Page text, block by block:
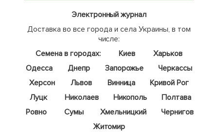
Электронный журнал
Доставка во все города и села Украины, в том
числе:
Семена в городах:
Киев
Харьков
Одесса
Днепр Запорожье
Черкассы
Херсон
Львов Винница
Кривой Рог
Луцк
Николаев Никополь
Полтава
Ровно
Сумы Хмельницкий
Чернигов
Житомир